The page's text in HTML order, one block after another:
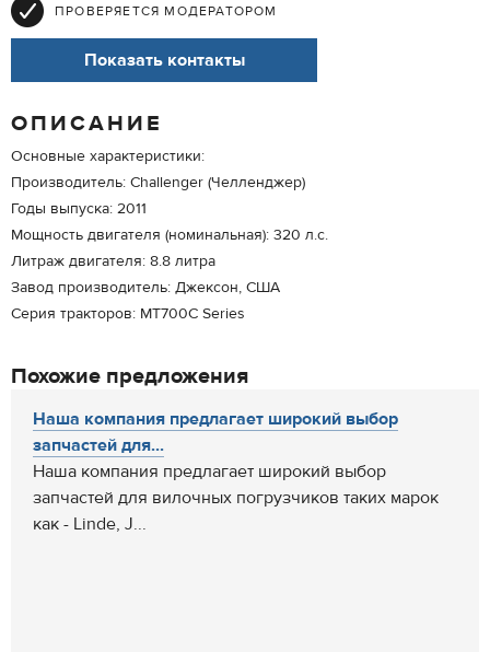
ПРОВЕРЯЕТСЯ МОДЕРАТОРОМ
Показать контакты
ОПИСАНИЕ
Основные характеристики:
Производитель: Challenger (Челленджер)
Годы выпуска: 2011
Мощность двигателя (номинальная): 320 л.с.
Литраж двигателя: 8.8 литра
Завод производитель: Джексон, США
Серия тракторов: MT700C Series
Похожие предложения
Наша компания предлагает широкий выбор
запчастей для...
Наша компания предлагает широкий выбор
запчастей для вилочных погрузчиков таких марок
как - Linde, J...